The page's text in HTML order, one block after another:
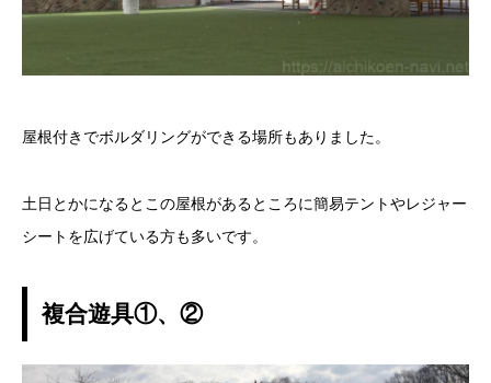
屋根付きでボルダリングができる場所もありました。
土日とかになるとこの屋根があるところに簡易テントやレジャー
シートを広げている方も多いです。
複合遊具①、②